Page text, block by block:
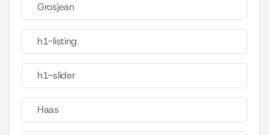
Grosjean
h1-listing
h1-slider
Haas